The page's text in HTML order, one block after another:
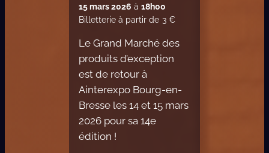
15 mars 2026 à 18h00
Billetterie à partir de 3 €
Le Grand Marché des
produits d’exception
est de retour à
Ainterexpo Bourg-en-
Bresse les 14 et 15 mars
2026 pour sa 14e
édition !